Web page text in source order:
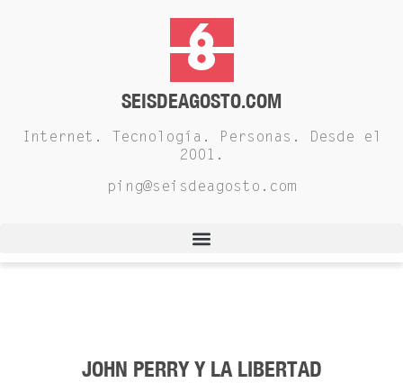
SEISDEAGOSTO.COM
Internet. Tecnología. Personas. Desde el
2001.
ping@seisdeagosto.com
JOHN PERRY Y LA LIBERTAD